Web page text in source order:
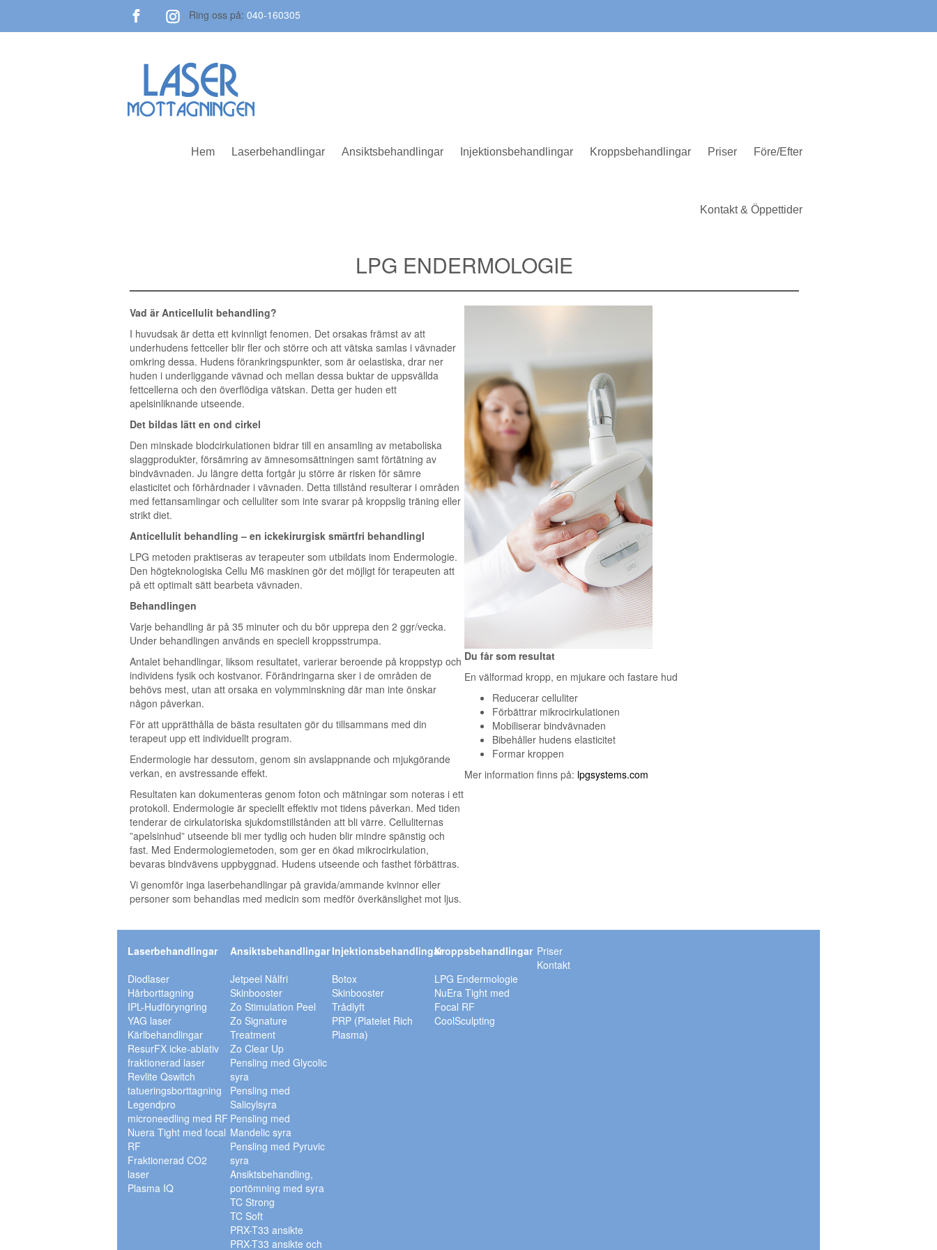
Ring oss på: 040-160305
Hem Laserbehandlingar Ansiktsbehandlingar Injektionsbehandlingar Kroppsbehandlingar Priser Före/Efter
Kontakt & Öppettider
LPG ENDERMOLOGIE
Vad är Anticellulit behandling?
I huvudsak är detta ett kvinnligt fenomen. Det orsakas främst av att
underhudens fettceller blir fler och större och att vätska samlas i vävnader
omkring dessa. Hudens förankringspunkter, som är oelastiska, drar ner
huden i underliggande vävnad och mellan dessa buktar de uppsvällda
fettcellerna och den överflödiga vätskan. Detta ger huden ett
apelsinliknande utseende.
Det bildas lätt en ond cirkel
Den minskade blodcirkulationen bidrar till en ansamling av metaboliska
slaggprodukter, försämring av ämnesomsättningen samt förtätning av
bindvävnaden. Ju längre detta fortgår ju större är risken för sämre
elasticitet och förhårdnader i vävnaden. Detta tillstånd resulterar i områden
med fettansamlingar och celluliter som inte svarar på kroppslig träning eller
strikt diet.
Anticellulit behandling – en ickekirurgisk smärtfri behandlingl
LPG metoden praktiseras av terapeuter som utbildats inom Endermologie.
Den högteknologiska Cellu M6 maskinen gör det möjligt för terapeuten att
på ett optimalt sätt bearbeta vävnaden.
Behandlingen
Varje behandling är på 35 minuter och du bör upprepa den 2 ggr/vecka.
Under behandlingen används en speciell kroppsstrumpa.
Antalet behandlingar, liksom resultatet, varierar beroende på kroppstyp och
individens fysik och kostvanor. Förändringarna sker i de områden de
behövs mest, utan att orsaka en volymminskning där man inte önskar
någon påverkan.
För att upprätthålla de bästa resultaten gör du tillsammans med din
terapeut upp ett individuellt program.
Endermologie har dessutom, genom sin avslappnande och mjukgörande
verkan, en avstressande effekt.
Resultaten kan dokumenteras genom foton och mätningar som noteras i ett
protokoll. Endermologie är speciellt effektiv mot tidens påverkan. Med tiden
tenderar de cirkulatoriska sjukdomstillstånden att bli värre. Celluliternas
”apelsinhud” utseende bli mer tydlig och huden blir mindre spänstig och
fast. Med Endermologiemetoden, som ger en ökad mikrocirkulation,
bevaras bindvävens uppbyggnad. Hudens utseende och fasthet förbättras.
Vi genomför inga laserbehandlingar på gravida/ammande kvinnor eller
personer som behandlas med medicin som medför överkänslighet mot ljus.
Du får som resultat
En välformad kropp, en mjukare och fastare hud
Reducerar celluliter
Förbättrar mikrocirkulationen
Mobiliserar bindvävnaden
Bibehåller hudens elasticitet
Formar kroppen
Mer information finns på: lpgsystems.com
Laserbehandlingar
Diodlaser
Hårborttagning
IPL-Hudföryngring
YAG laser
Kärlbehandlingar
ResurFX icke-ablativ
fraktionerad laser
Revlite Qswitch
tatueringsborttagning
Legendpro
microneedling med RF
Nuera Tight med focal
RF
Fraktionerad CO2
laser
Plasma IQ
Ansiktsbehandlingar
Jetpeel Nålfri
Skinbooster
Zo Stimulation Peel
Zo Signature
Treatment
Zo Clear Up
Pensling med Glycolic
syra
Pensling med
Salicylsyra
Pensling med
Mandelic syra
Pensling med Pyruvic
syra
Ansiktsbehandling,
portömning med syra
TC Strong
TC Soft
PRX-T33 ansikte
PRX-T33 ansikte och
Injektionsbehandlingar
Botox
Skinbooster
Trådlyft
PRP (Platelet Rich
Plasma)
Kroppsbehandlingar
LPG Endermologie
NuEra Tight med
Focal RF
CoolSculpting
Priser
Kontakt